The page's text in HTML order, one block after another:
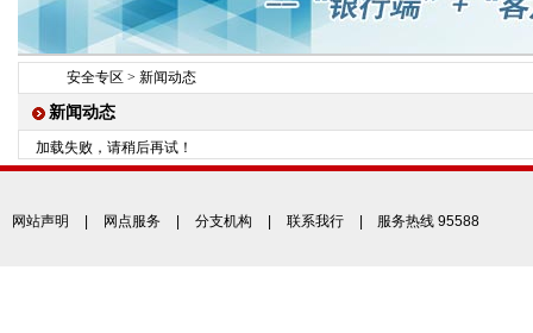
安全专区 > 新闻动态
新闻动态
加载失败，请稍后再试！
网站声明 网点服务 分支机构 联系我行 | 服务热线 95588